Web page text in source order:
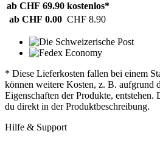
ab CHF 69.90 kostenlos*
ab CHF 0.00 CHF 8.90
* Diese Lieferkosten fallen bei einem
können weitere Kosten, z. B. aufgrund
Eigenschaften der Produkte, entstehen.
du direkt in der Produktbeschreibung.
Hilfe & Support